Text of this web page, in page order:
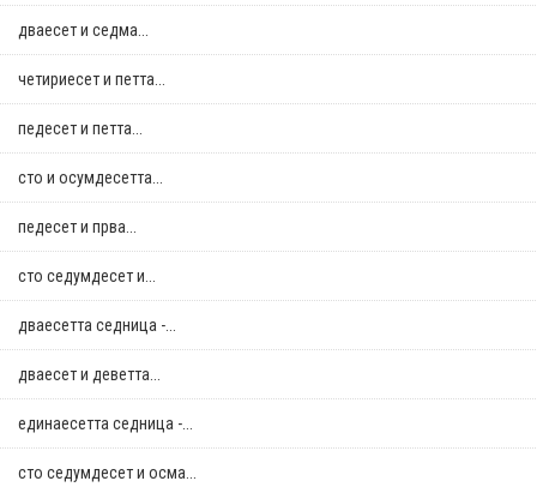
дваесет и седма...
четириесет и петта...
педесет и петта...
сто и осумдесетта...
педесет и прва...
сто седумдесет и...
дваесетта седница -...
дваесет и деветта...
единаесетта седница -...
сто седумдесет и осма...